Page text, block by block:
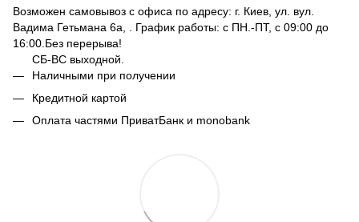
Возможен самовывоз с офиса по адресу: г. Киев, ул. вул.
Вадима Гетьмана 6а, . График работы: с ПН.-ПТ, с 09:00 до
16:00.Без перерыва!
СБ-ВС выходной.
Наличными при получении
Кредитной картой
Оплата частями ПриватБанк и monobank